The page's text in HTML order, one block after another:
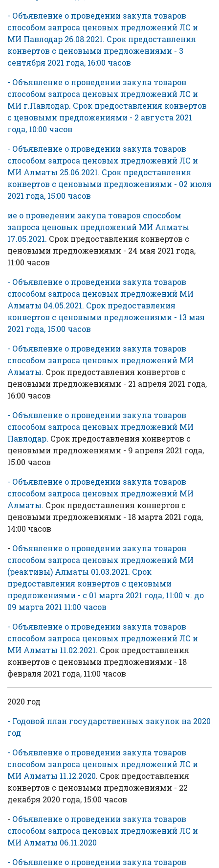
- Объявление о проведении закупа товаров
способом запроса ценовых предложений ЛС и
МИ Павлодар 26.08.2021. Срок предоставления
конвертов с ценовыми предложениями - 3
сентября 2021 года, 16:00 часов
- Объявление о проведении закупа товаров
способом запроса ценовых предложений ЛС и
МИ г.Павлодар. Срок предоставления конвертов
с ценовыми предложениями - 2 августа 2021
года, 10:00 часов
- Объявление о проведении закупа товаров
способом запроса ценовых предложений ЛС и
МИ Алматы 25.06.2021. Срок предоставления
конвертов с ценовыми предложениями - 02 июля
2021 года, 15:00 часов
ие о проведении закупа товаров способом
запроса ценовых предложений МИ Алматы
17.05.2021. Срок предоставления конвертов с
ценовыми предложениями - 24 мая 2021 года,
11:00 часов
- Объявление о проведении закупа товаров
способом запроса ценовых предложений МИ
Алматы 04.05.2021. Срок предоставления
конвертов с ценовыми предложениями - 13 мая
2021 года, 15:00 часов
- Объявление о проведении закупа товаров
способом запроса ценовых предложений МИ
Алматы. Срок предоставления конвертов с
ценовыми предложениями - 21 апреля 2021 года,
16:00 часов
- Объявление о проведении закупа товаров
способом запроса ценовых предложений МИ
Павлодар. Срок предоставления конвертов с
ценовыми предложениями - 9 апреля 2021 года,
15:00 часов
- Объявление о проведении закупа товаров
способом запроса ценовых предложений МИ
Алматы. Срок предоставления конвертов с
ценовыми предложениями - 18 марта 2021 года,
14:00 часов
- Объявление о проведении закупа товаров
способом запроса ценовых предложений МИ
(реактивы) Алматы 01.03.2021. Срок
предоставления конвертов с ценовыми
предложениями - с 01 марта 2021 года, 11:00 ч. до
09 марта 2021 11:00 часов
- Объявление о проведении закупа товаров
способом запроса ценовых предложений ЛС и
МИ Алматы 11.02.2021. Срок предоставления
конвертов с ценовыми предложениями - 18
февраля 2021 года, 11:00 часов
2020 год
- Годовой план государственных закупок на 2020
год
- Объявление о проведении закупа товаров
способом запроса ценовых предложений ЛС и
МИ Алматы 11.12.2020. Срок предоставления
конвертов с ценовыми предложениями - 22
декабря 2020 года, 15:00 часов
- Объявление о проведении закупа товаров
способом запроса ценовых предложений ЛС и
МИ Алматы 06.11.2020
- Объявление о проведении закупа товаров